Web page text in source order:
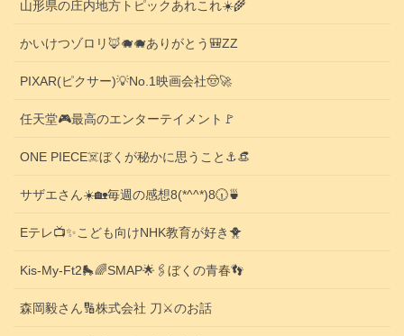
山形県の庄内地方トピックあれこれ☀️🌾
かいけつゾロリ🦊🐗🐗ありがとう🎒ZZ
PIXAR(ピクサー)💡No.1映画会社🤠🚀
任天堂🎮️最高のエンターテイメント🚩
ONE PIECE☠️ぼくが秘かに思うこと⚓️👒
サザエさん☀️🏡毎週の感想8(*^^*)8🕡️🍵
Eテレ📺️✨こども向けNHK教育が好き🐥
Kis-My-Ft2🛼🌈SMAP🌟🖇️ぼくの青春👣
森岡毅さん🔢株式会社 刀⚔️のお話